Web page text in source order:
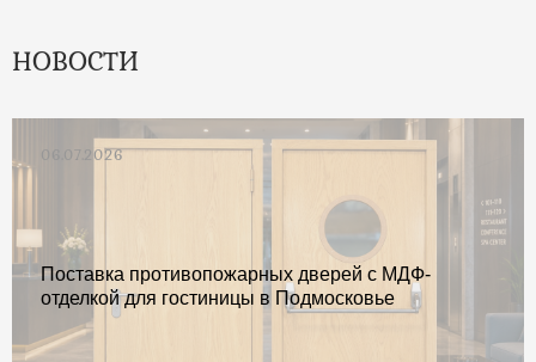
НОВОСТИ
06.07.2026
Поставка противопожарных дверей с МДФ-
отделкой для гостиницы в Подмосковье